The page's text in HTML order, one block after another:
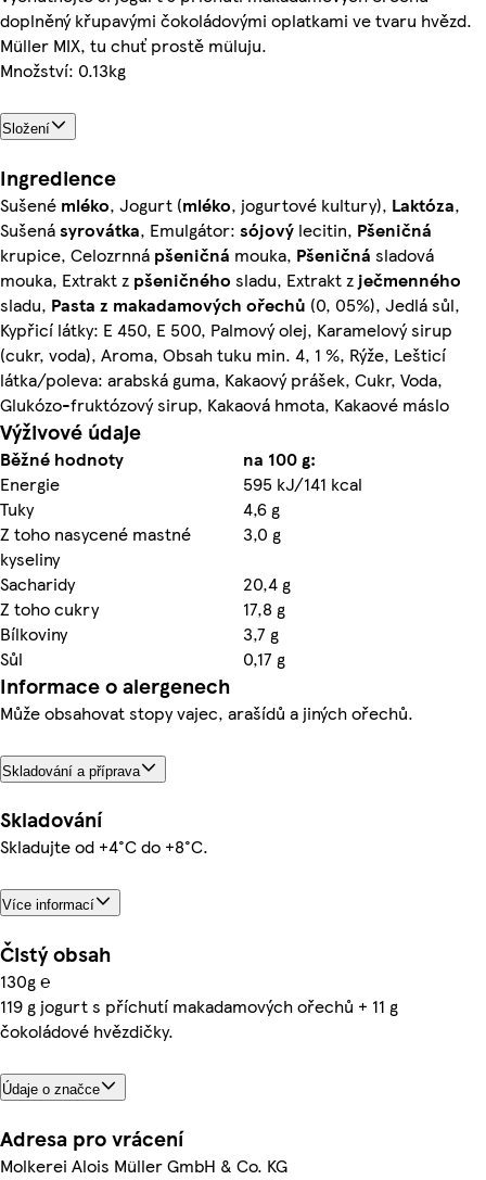
doplněný křupavými čokoládovými oplatkami ve tvaru hvězd.
Müller MIX, tu chuť prostě müluju.
Množství: 0.13kg
Složení
Ingredience
Sušené mléko, Jogurt (mléko, jogurtové kultury), Laktóza,
Sušenásyrovátka, Emulgátor: sójový lecitin, Pšeničná
krupice, Celozrnná pšeničná mouka, Pšeničná sladová
mouka, Extrakt z pšeničného sladu, Extrakt z ječmenného
sladu, Pasta z makadamových ořechů (0, 05%), Jedlá sůl,
Kypřicí látky: E 450, E 500, Palmový olej, Karamelový sirup
(cukr, voda), Aroma, Obsah tuku min. 4, 1 %, Rýže, Lešticí
látka/poleva: arabská guma, Kakaový prášek, Cukr, Voda,
Glukózo-fruktózový sirup, Kakaová hmota, Kakaové máslo
Výživové údaje
Běžné hodnoty
na 100 g:
Energie
595 kJ/141 kcal
Tuky
4,6 g
Z toho nasycené mastné
kyseliny
3,0 g
Sacharidy
20,4 g
Z toho cukry
17,8 g
Bílkoviny
3,7 g
Sůl
0,17 g
Informace o alergenech
Může obsahovat stopy vajec, arašídů a jiných ořechů.
Skladování a příprava
Skladování
Skladujte od +4°C do +8°C.
Více informací
Čistý obsah
130g ℮
119 g jogurt s příchutí makadamových ořechů + 11 g
čokoládové hvězdičky.
Údaje o značce
Adresa pro vrácení
Molkerei Alois Müller GmbH & Co. KG